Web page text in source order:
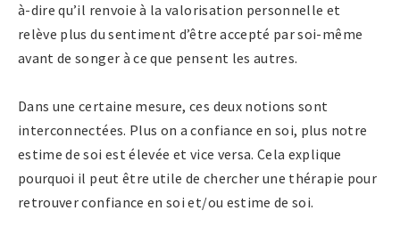
à-dire qu’il renvoie à la valorisation personnelle et
relève plus du sentiment d’être accepté par soi-même
avant de songer à ce que pensent les autres.
Dans une certaine mesure, ces deux notions sont
interconnectées. Plus on a confiance en soi, plus notre
estime de soi est élevée et vice versa. Cela explique
pourquoi il peut être utile de chercher une thérapie pour
retrouver confiance en soi et/ou estime de soi.